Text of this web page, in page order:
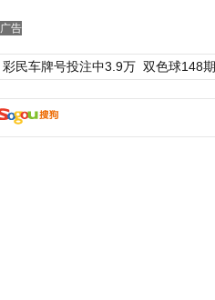
广告
彩民车牌号投注中3.9万 双色球148